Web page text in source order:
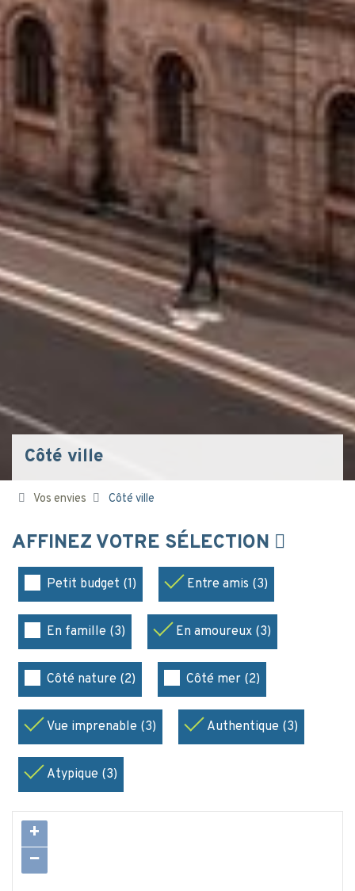
Côté ville
Vos envies Côté ville
AFFINEZ VOTRE SÉLECTION
Petit budget (1) Entre amis (3)
En famille (3) En amoureux (3)
Côté nature (2) Côté mer (2)
Vue imprenable (3) Authentique (3)
Atypique (3)
+
−